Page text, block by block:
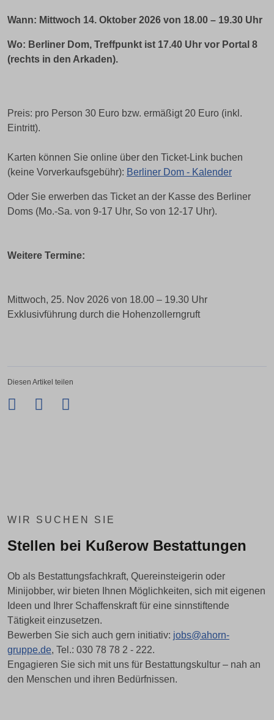
Wann: Mittwoch 14. Oktober 2026 von 18.00 – 19.30 Uhr
Wo: Berliner Dom, Treffpunkt ist 17.40 Uhr vor Portal 8
(rechts in den Arkaden).
Preis: pro Person 30 Euro bzw. ermäßigt 20 Euro (inkl.
Eintritt).
Karten können Sie online über den Ticket-Link buchen
(keine Vorverkaufsgebühr): Berliner Dom - Kalender
Oder Sie erwerben das Ticket an der Kasse des Berliner
Doms (Mo.-Sa. von 9-17 Uhr, So von 12-17 Uhr).
Weitere Termine:
Mittwoch, 25. Nov 2026 von 18.00 – 19.30 Uhr
Exklusivführung durch die Hohenzollerngruft
Diesen Artikel teilen
WIR SUCHEN SIE
Stellen bei Kußerow Bestattungen
Ob als Bestattungsfachkraft, Quereinsteigerin oder
Minijobber, wir bieten Ihnen Möglichkeiten, sich mit eigenen
Ideen und Ihrer Schaffenskraft für eine sinnstiftende
Tätigkeit einzusetzen.
Bewerben Sie sich auch gern initiativ: jobs@ahorn-
gruppe.de, Tel.: 030 78 78 2 - 222.
Engagieren Sie sich mit uns für Bestattungskultur – nah an
den Menschen und ihren Bedürfnissen.